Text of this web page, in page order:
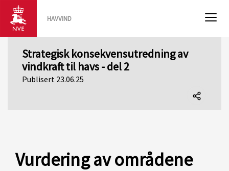
HAVVIND
Strategisk konsekvensutredning av
vindkraft til havs - del 2
Publisert 23.06.25
Vurdering av områdene